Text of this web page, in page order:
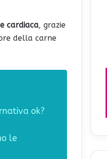
cardiaca, grazie
della carne
ok?
le